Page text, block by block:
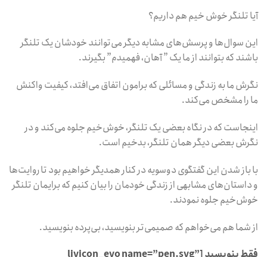
آیا تلنگر خوش خیم هم داریم؟
این سوال‌ها و پرسش‌های مشابه دیگر می‌توانند خودشان یک تلنگر
باشند که بتوانند از ما یک ” آهان، فهمیدم” بگیرند.
نگرش ما به زندگی و مسائلی که برامون اتفاق می‌افتد، کیفیت واکنش
ما را مشخص می‌کند.
اینجاست که در نگاه بعضی یک تلنگر، خوش‌خیم جلوه می‌کند و در
نگرش بعضی دیگر همان تلنگر، بدخیم است.
با باز شدن این گفتگوی دوسویه در کنار همدیگر خواهیم بود تا روایت‌ها
و داستان‌های مشابهی از زندگی خودمان را بیان کنیم که برایمان تلنگر
خوش‌خیم جلوه نمودند.
از شما هم می‌خواهم که صمیمی‌تر بنویسید، بی‌پرده بنویسید.